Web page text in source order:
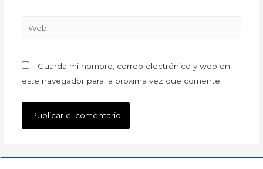
Guarda mi nombre, correo electrónico y web en
este navegador para la próxima vez que comente.